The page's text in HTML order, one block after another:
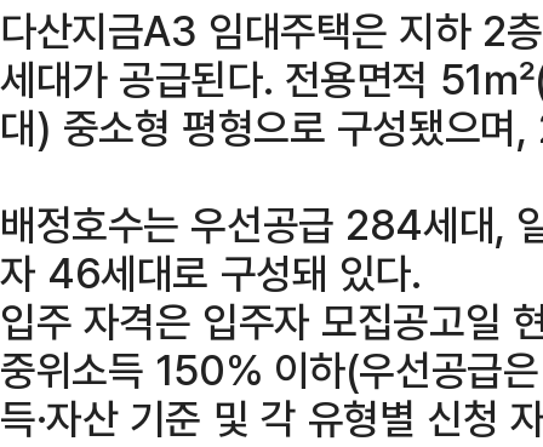
다산지금A3 임대주택은 지하 2
세대가 공급된다. 전용면적
대) 중소형 평형으로 구성됐으
배정호수는 우선공급 284세대,
자 46세대로 구성돼 있다.
입주 자격은 입주자 모집공고일
중위소득 150% 이하(우선공급
득·자산 기준 및 각 유형별 신청